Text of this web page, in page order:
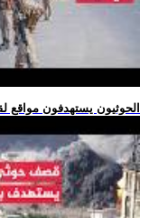
.. الحوثيون يستهدفون